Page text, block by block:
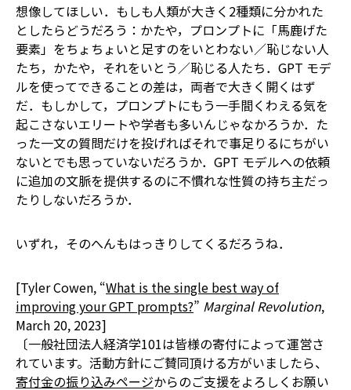
想像してほしい．もしも人類が大きく2種類に分かれた
としたらどうだろう：かたや，プロンプトに「馬鹿げた
要素」をちょちょいと足すのをいとわない／恥じない人
たち，かたや，それをいとう／恥じる人たち．GPT モデ
ルを使ってできることの差は，両者で大きく開くはず
だ．もしかして，プロンプトにもう一手間くわえる気を
起こさないエリートや学者も多いんじゃなかろうか．た
った一文の質問だけを投げればそれで事足りるにちがい
ないとでも思っていないだろうか．GPT モデルへの依頼
に追加の文脈を提供するのに不慣れな性質の持ち主だっ
たりしないだろうか．
いずれ，そのへんもはっきりしてくるだろうね．
[Tyler Cowen, “What is the single best way of
improving your GPT prompts?” Marginal Revolution,
March 20, 2023]
〔一般社団法人経済学101は皆様の寄付によって運営さ
れています。活動方針にご賛同頂ける方がいましたら、
寄付金の振り込みページからのご支援をよろしくお願い